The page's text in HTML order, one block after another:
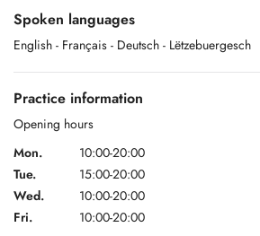
Spoken languages
English - Français - Deutsch - Lëtzebuergesch
Practice information
Opening hours
Mon.
10:00-20:00
Tue.
15:00-20:00
Wed.
10:00-20:00
Fri.
10:00-20:00